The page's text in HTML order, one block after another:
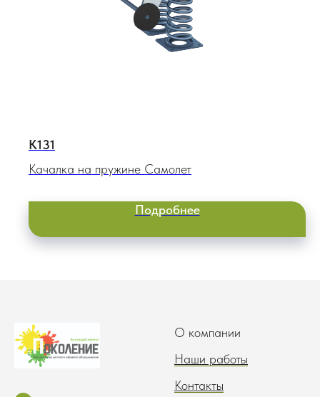
К131
Качалка на пружине Самолет
Подробнее
О компании
Наши работы
Контакты